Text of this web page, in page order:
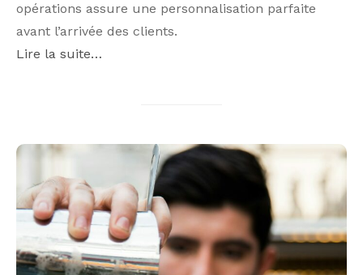
opérations assure une personnalisation parfaite
avant l’arrivée des clients.
Lire la suite…